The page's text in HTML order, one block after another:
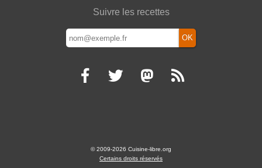
Suivre les recettes
OK
© 2009-2026 Cuisine-libre.org
Certains droits réservés